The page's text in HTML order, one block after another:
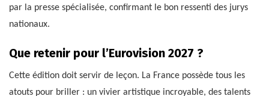
par la presse spécialisée, confirmant le bon ressenti des jurys
nationaux.
Que retenir pour l’Eurovision 2027 ?
Cette édition doit servir de leçon. La France possède tous les
atouts pour briller : un vivier artistique incroyable, des talents